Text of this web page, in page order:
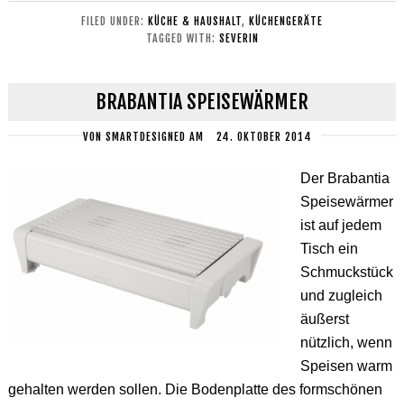
FILED UNDER: KÜCHE & HAUSHALT, KÜCHENGERÄTE
TAGGED WITH: SEVERIN
BRABANTIA SPEISEWÄRMER
VON SMARTDESIGNED AM 24. OKTOBER 2014
Der Brabantia
Speisewärmer
ist auf jedem
Tisch ein
Schmuckstück
und zugleich
äußerst
nützlich, wenn
Speisen warm
gehalten werden sollen. Die Bodenplatte des formschönen